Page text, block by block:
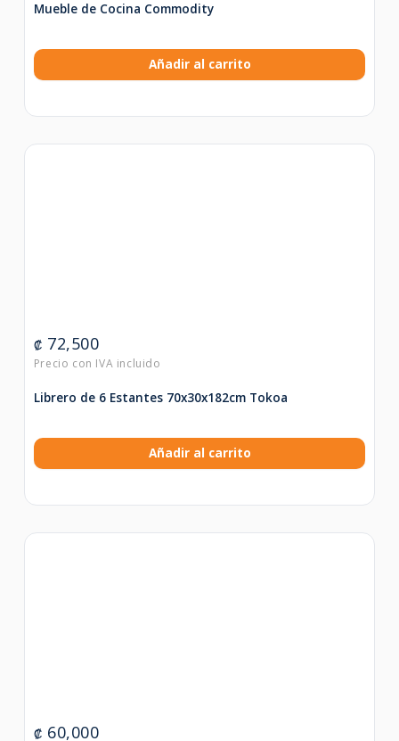
Mueble de Cocina Commodity
Añadir al carrito
₡ 72,500
Librero de 6 Estantes 70x30x182cm Tokoa
Añadir al carrito
₡ 60,000